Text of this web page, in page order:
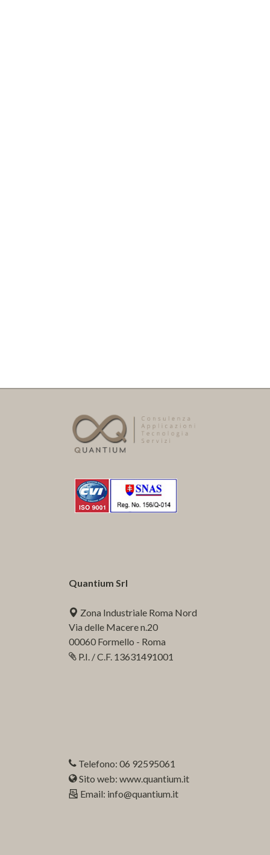
Quantium Srl
Zona Industriale Roma Nord
Via delle Macere n.20
00060 Formello - Roma
P.I. / C.F. 13631491001
Telefono: 06 92595061
Sito web: www.quantium.it
Email: info@quantium.it